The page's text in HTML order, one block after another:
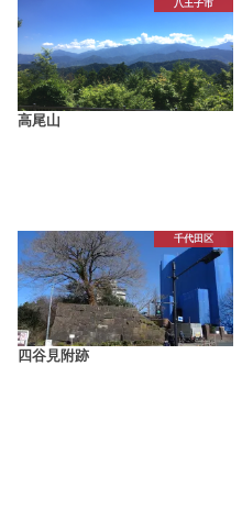
八王子市
高尾山
千代田区
四谷見附跡